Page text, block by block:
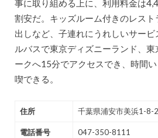
事に取り組める上に、利用料金は
割安だ。キッズルーム付きのレス
出しなど、子連れにうれしいサービ
ルバスで東京ディズニーランド、
ークへ15分でアクセスでき、時間
喫できる。
住所 千葉県浦安市美浜1-8-2
電話番号 047-350-8111